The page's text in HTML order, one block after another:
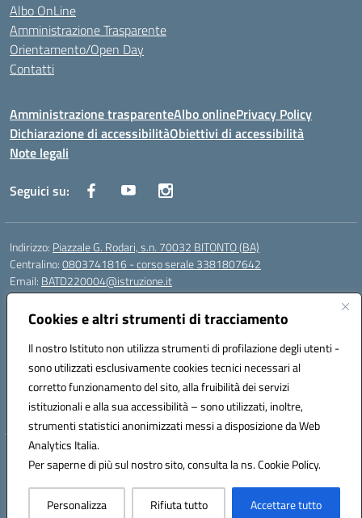
Cookies e altri strumenti di tracciamento
Il nostro Istituto non utilizza strumenti di profilazione degli utenti -
sono utilizzati esclusivamente cookies tecnici necessari al
corretto funzionamento del sito, alla fruibilità dei servizi
istituzionali e alla sua accessibilità – sono utilizzati, inoltre,
strumenti statistici anonimizzati messi a disposizione da Web
Analytics Italia.
Per saperne di più sul nostro sito, consulta la ns. Cookie Policy.
Personalizza Rifiuta tutto Accettare tutto
Albo OnLine
Amministrazione Trasparente
Orientamento/Open Day
Contatti
Amministrazione trasparenteAlbo onlinePrivacy Policy
Dichiarazione di accessibilitàObiettivi di accessibilità
Note legali
Seguici su:
Indirizzo: Piazzale G. Rodari, s.n. 70032 BITONTO (BA)
Centralino:0803741816 - corso serale 3381807642
Email: BATD220004@istruzione.it
Posta elettronica certificata (PEC):batd220004@pec.istruzione.it
Codice fiscale: 93062840728
Codice meccanografico:BATD220004
Codice Indice delle Pubbliche Amministrazioni (IPA): itcvg
Codice unico di fatturazione (CUF): UFIJVU
la scuola è raggiungibile anche al numero: ☎️ 3520316918
Hosting & Powered by 3D Solution S.r.l.
Concept & Design by Designers Italia